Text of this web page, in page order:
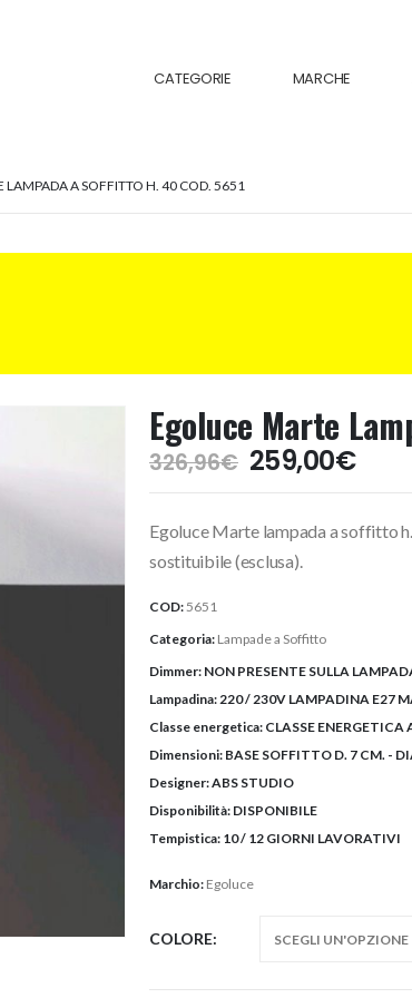
CATEGORIE MARCHE
LAMPADA A SOFFITTO H. 40 COD. 5651
Egoluce Marte
326,96€ Il
prezzo
era:
326,96€.
259,00€Il
è:
Egoluce Marte lampada a soffitto
sostituibile (esclusa).
COD: 5651
Categoria: Lampade a Soffitto
Dimmer: NON PRESENTE SULLA
Lampadina: 220 / 230V LAMPADINA E27
Classe energetica: CLASSE ENERGETICA
Dimensioni: BASE SOFFITTO D. 7 CM. -
Designer:ABS STUDIO
Disponibilità: DISPONIBILE
Tempistica: 10 / 12 GIORNI LAVORATIVI
Marchio: Egoluce
COLORE